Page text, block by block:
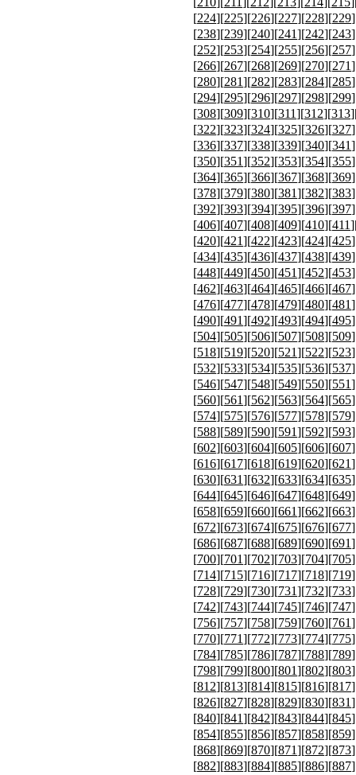
[224][225][226][227][228][229
[238][239][240][241][242][243
[252][253][254][255][256][257
[266][267][268][269][270][271
[280][281][282][283][284][285
[294][295][296][297][298][299
[308][309][310][311][312][313
[322][323][324][325][326][327
[336][337][338][339][340][341
[350][351][352][353][354][355
[364][365][366][367][368][369
[378][379][380][381][382][383
[392][393][394][395][396][397
[406][407][408][409][410][411
[420][421][422][423][424][425
[434][435][436][437][438][439
[448][449][450][451][452][453
[462][463][464][465][466][467
[476][477][478][479][480][481
[490][491][492][493][494][495
[504][505][506][507][508][509
[518][519][520][521][522][523
[532][533][534][535][536][537
[546][547][548][549][550][551
[560][561][562][563][564][565
[574][575][576][577][578][579
[588][589][590][591][592][593
[602][603][604][605][606][607
[616][617][618][619][620][621
[630][631][632][633][634][635
[644][645][646][647][648][649
[658][659][660][661][662][663
[672][673][674][675][676][677
[686][687][688][689][690][691
[700][701][702][703][704][705
[714][715][716][717][718][719
[728][729][730][731][732][733
[742][743][744][745][746][747
[756][757][758][759][760][761
[770][771][772][773][774][775
[784][785][786][787][788][789
[798][799][800][801][802][803
[812][813][814][815][816][817
[826][827][828][829][830][831
[840][841][842][843][844][845
[854][855][856][857][858][859
[868][869][870][871][872][873
[882][883][884][885][886][887